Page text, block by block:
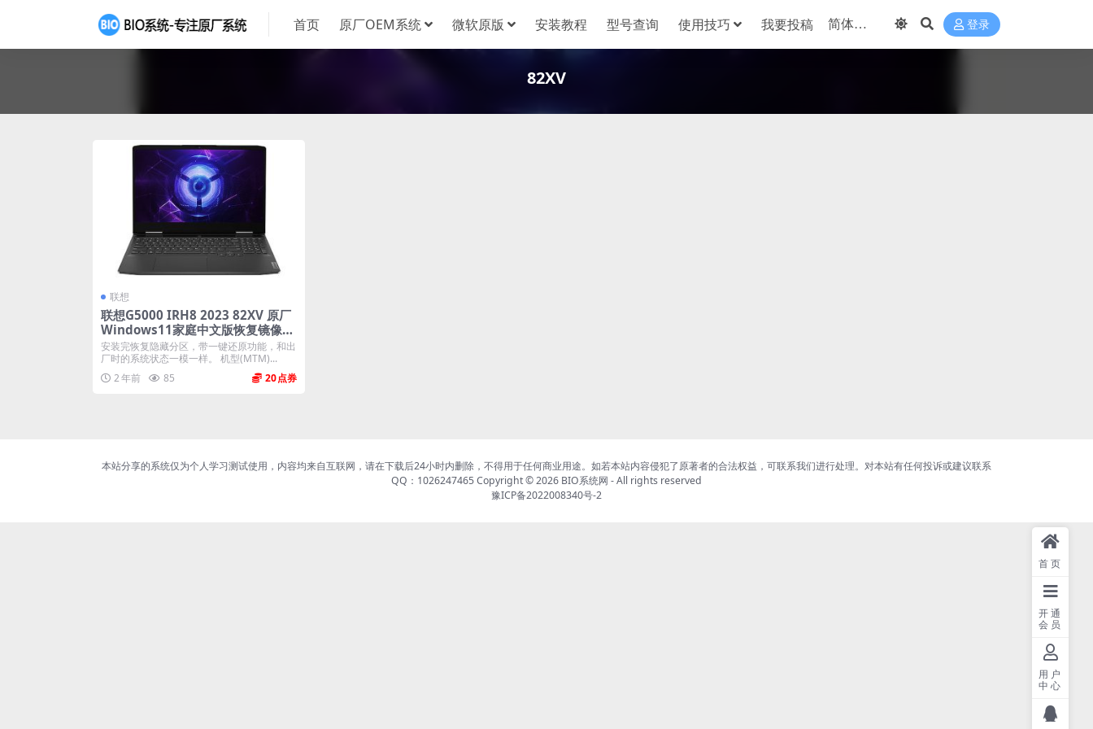
首页 原厂OEM系统 微软原版 安装教程 型号查询 使用技巧 我要投稿 登录
82XV
联想
联想G5000 IRH8 2023 82XV 原厂
Windows11家庭中文版恢复镜像
原厂oem系统
安装完恢复隐藏分区，带一键还原功能，和出
厂时的系统状态一模一样。 机型(MTM)...
2 年前
85 20
本站分享的系统仅为个人学习测试使用，内容均来自互联网，请在下载后24小时内删除，不得用于任何商业用途。如若本站内容侵犯了原著者的合法权益，可联系我们进行处理。对本站有任何投诉或建议联系
QQ：1026247465 Copyright © 2026 BIO系统网 - All rights reserved
豫ICP备2022008340号-2
首页
开通
会员
用户
中心